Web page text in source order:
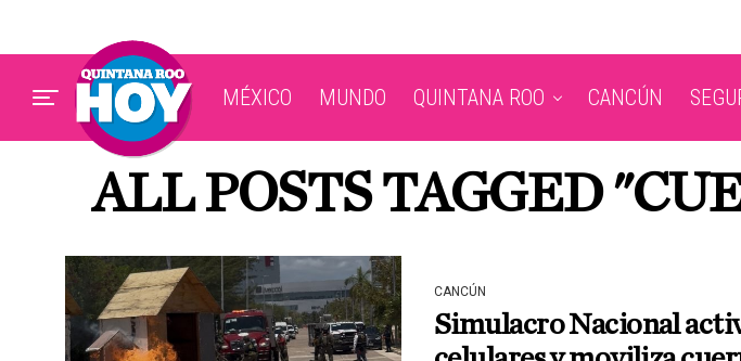
MÉXICO MUNDO QUINTANA ROO CANCÚN
ALL POSTS TAGGED
CANCÚN
Simulacro Nacional